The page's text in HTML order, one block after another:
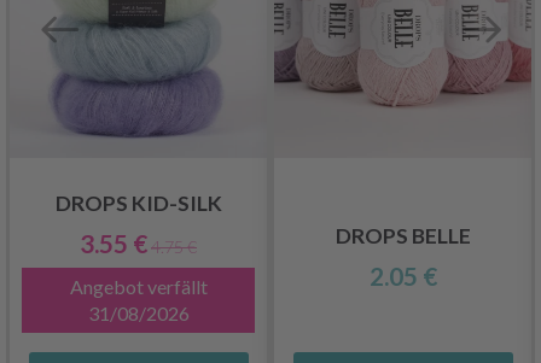
DROPS KID-SILK
3.55 €4.75 €
Angebot verfällt
31/08/2026
DROPS BELLE
2.05 €